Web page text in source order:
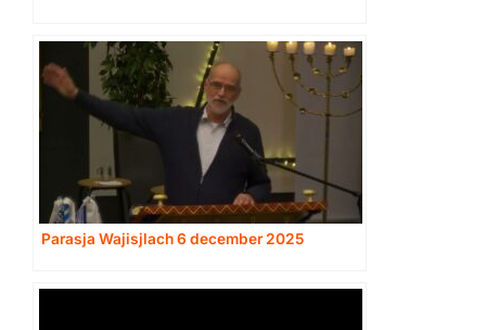
Parasja Wajisjlach 6 december 2025